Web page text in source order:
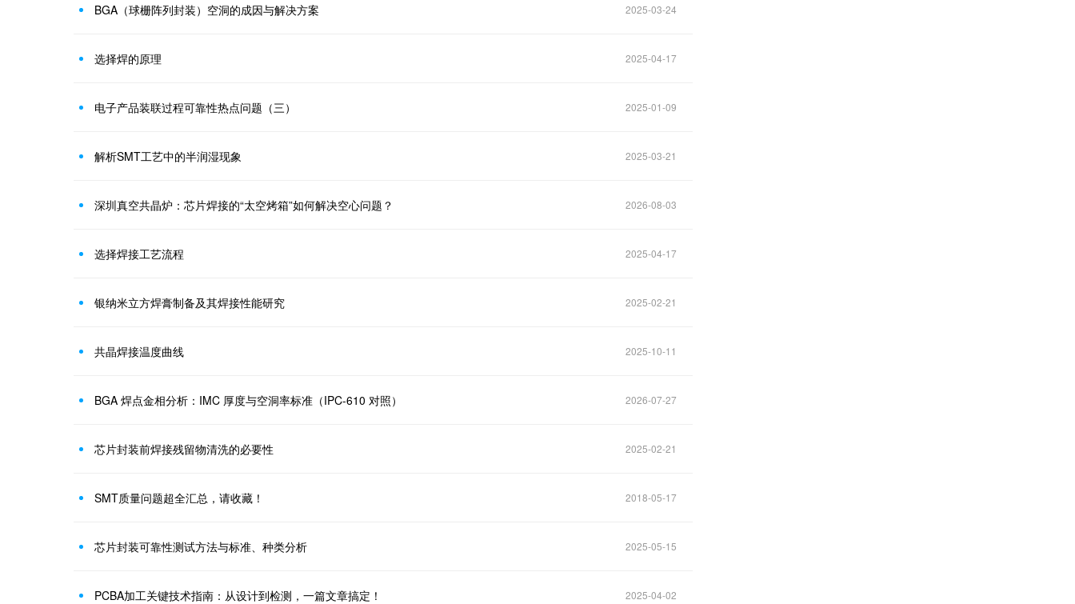
BGA（球栅阵列封装）空洞的成因与解决方案 2025-03-24
选择焊的原理 2025-04-17
电子产品装联过程可靠性热点问题（三） 2025-01-09
解析SMT工艺中的半润湿现象 2025-03-21
深圳真空共晶炉：芯片焊接的“太空烤箱”如何解决空心问题？ 2026-08-03
选择焊接工艺流程 2025-04-17
银纳米立方焊膏制备及其焊接性能研究 2025-02-21
共晶焊接温度曲线 2025-10-11
BGA 焊点金相分析：IMC 厚度与空洞率标准（IPC-610 对照） 2026-07-27
芯片封装前焊接残留物清洗的必要性 2025-02-21
SMT质量问题超全汇总，请收藏！ 2018-05-17
芯片封装可靠性测试方法与标准、种类分析 2025-05-15
PCBA加工关键技术指南：从设计到检测，一篇文章搞定！ 2025-04-02